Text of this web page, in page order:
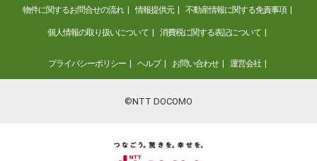
物件に関するお問合せの流れ 情報提供元 不動産情報に関する免責事項
個人情報の取り扱いについて 消費税に関する表記について
プライバシーポリシー ヘルプ お問い合わせ 運営会社
©NTT DOCOMO